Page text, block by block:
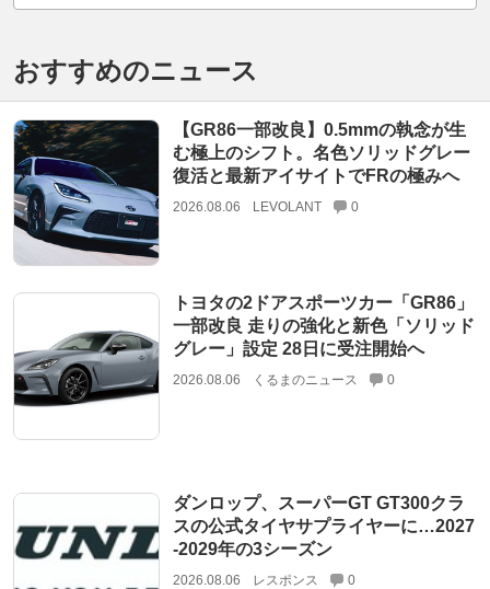
おすすめのニュース
【GR86一部改良】0.5mmの執念が生
む極上のシフト。名色ソリッドグレー
復活と最新アイサイトでFRの極みへ
2026.08.06 LEVOLANT 0
トヨタの2ドアスポーツカー「GR86」
一部改良 走りの強化と新色「ソリッド
グレー」設定 28日に受注開始へ
2026.08.06 くるまのニュース 0
ダンロップ、スーパーGT GT300クラ
スの公式タイヤサプライヤーに…2027
‐2029年の3シーズン
2026.08.06 レスポンス 0